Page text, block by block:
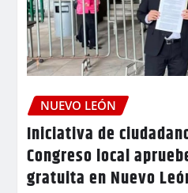
NUEVO LEÓN
Iniciativa de
Congreso local
gratuita en Nuevo